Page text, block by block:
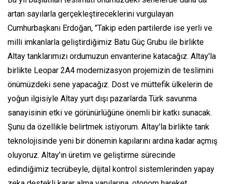
artan sayılarla gerçekleştireceklerini vurgulayan
Cumhurbaşkanı Erdoğan, "Takip eden partilerde ise yerli ve
milli imkanlarla geliştirdiğimiz Batu Güç Grubu ile birlikte
Altay tanklarımızı ordumuzun envanterine katacağız. Altay'la
birlikte Leopar 2A4 modernizasyon projemizin de teslimini
önümüzdeki sene yapacağız. Dost ve müttefik ülkelerin de
yoğun ilgisiyle Altay yurt dışı pazarlarda Türk savunma
sanayisinin etki ve görünürlüğüne önemli bir katkı sunacak.
Şunu da özellikle belirtmek istiyorum. Altay'la birlikte tank
teknolojisinde yeni bir dönemin kapılarını ardına kadar açmış
oluyoruz. Altay'ın üretim ve geliştirme sürecinde
edindiğimiz tecrübeyle, dijital kontrol sistemlerinden yapay